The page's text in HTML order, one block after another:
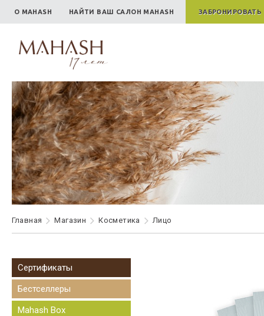
О MAHASH НАЙТИ ВАШ САЛОН MAHASH ЗАБРОНИРОВАТЬ
Главная Maгазин Косметика Лицо
Сертификаты
Бестселлеры
Mahash Box